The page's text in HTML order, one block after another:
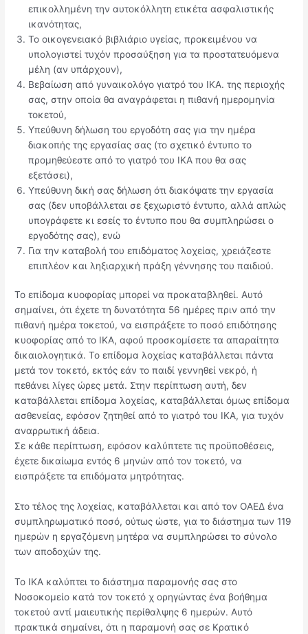
επικολλημένη την αυτοκόλλητη ετικέτα ασφαλιστικής
ικανότητας,
Το οικογενειακό βιβλιάριο υγείας, προκειμένου να
υπολογιστεί τυχόν προσαύξηση για τα προστατευόμενα
μέλη (αν υπάρχουν),
Βεβαίωση από γυναικολόγο γιατρό του ΙΚΑ. της περιοχής
σας, στην οποία θα αναγράφεται η πιθανή ημερομηνία
τοκετού,
Υπεύθυνη δήλωση του εργοδότη σας για την ημέρα
διακοπής της εργασίας σας (το σχετικό έντυπο το
προμηθεύεστε από το γιατρό του ΙΚΑ που θα σας
εξετάσει),
Υπεύθυνη δική σας δήλωση ότι διακόψατε την εργασία
σας (δεν υποβάλλεται σε ξεχωριστό έντυπο, αλλά απλώς
υπογράφετε κι εσείς το έντυπο που θα συμπληρώσει ο
εργοδότης σας), ενώ
Για την καταβολή του επιδόματος λοχείας, χρειάζεστε
επιπλέον και ληξιαρχική πράξη γέννησης του παιδιού.
Το επίδομα κυοφορίας μπορεί να προκαταβληθεί. Αυτό
σημαίνει, ότι έχετε τη δυνατότητα 56 ημέρες πριν από την
πιθανή ημέρα τοκετού, να εισπράξετε το ποσό επιδότησης
κυοφορίας από το ΙΚΑ, αφού προσκομίσετε τα απαραίτητα
δικαιολογητικά. Το επίδομα λοχείας καταβάλλεται πάντα
μετά τον τοκετό, εκτός εάν το παιδί γεννηθεί νεκρό, ή
πεθάνει λίγες ώρες μετά. Στην περίπτωση αυτή, δεν
καταβάλλεται επίδομα λοχείας, καταβάλλεται όμως επίδομα
ασθενείας, εφόσον ζητηθεί από το γιατρό του ΙΚΑ, για τυχόν
αναρρωτική άδεια.
Σε κάθε περίπτωση, εφόσον καλύπτετε τις προϋποθέσεις,
έχετε δικαίωμα εντός 6 μηνών από τον τοκετό, να
εισπράξετε τα επιδόματα μητρότητας.
Στο τέλος της λοχείας, καταβάλλεται και από τον ΟΑΕΔ ένα
συμπληρωματικό ποσό, ούτως ώστε, για το διάστημα των 119
ημερών η εργαζόμενη μητέρα να συμπληρώσει το σύνολο
των αποδοχών της.
Το ΙΚΑ καλύπτει το διάστημα παραμονής σας στο
Νοσοκομείο κατά τον τοκετό χ ορηγώντας ένα βοήθημα
τοκετού αντί μαιευτικής περίθαλψης 6 ημερών. Αυτό
πρακτικά σημαίνει, ότι η παραμονή σας σε Κρατικό